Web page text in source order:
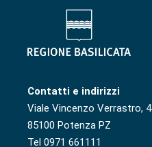
Contatti e indirizzi
Viale Vincenzo Verrastro, 4
85100 Potenza PZ
Tel 0971 661111